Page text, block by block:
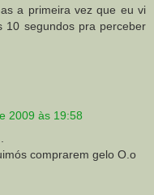
a primeira vez que eu vi
10 segundos pra perceber
2009 às 19:58
comprarem gelo O.o